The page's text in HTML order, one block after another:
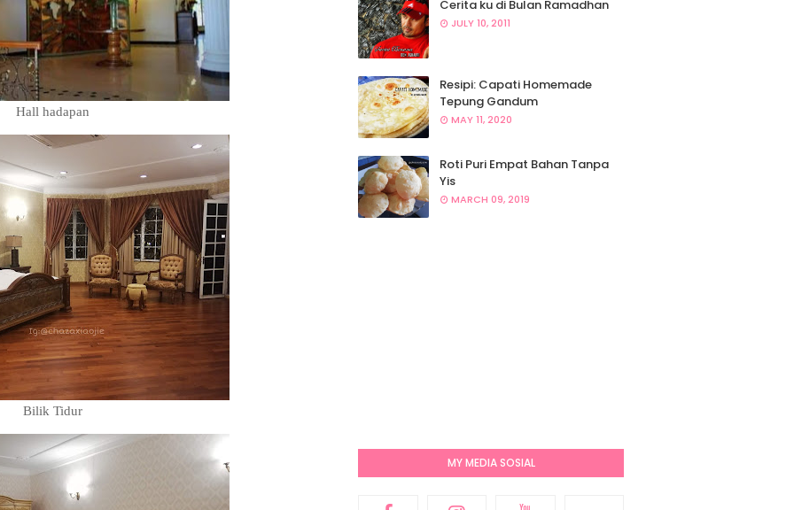
Hall hadapan
Bilik Tidur
Cerita ku di Bulan Ramadhan
JULY 10, 2011
Resipi: Capati Homemade
Tepung Gandum
MAY 11, 2020
Roti Puri Empat Bahan Tanpa
Yis
MARCH 09, 2019
MY MEDIA SOSIAL